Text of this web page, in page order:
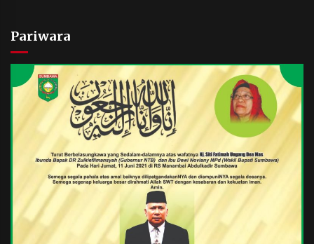
Pariwara